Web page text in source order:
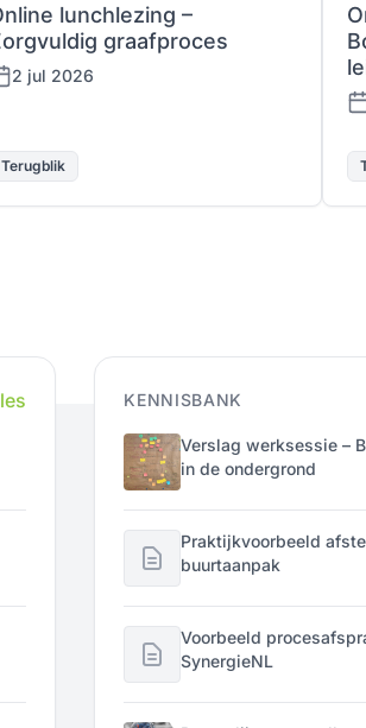
lunchlezing –
graafproces
2 jul 2026
Terugblik
KENNISBANK
Verslag werksessie –
in de ondergrond
Praktijkvoorbeeld
buurtaanpak
Voorbeeld
SynergieNL